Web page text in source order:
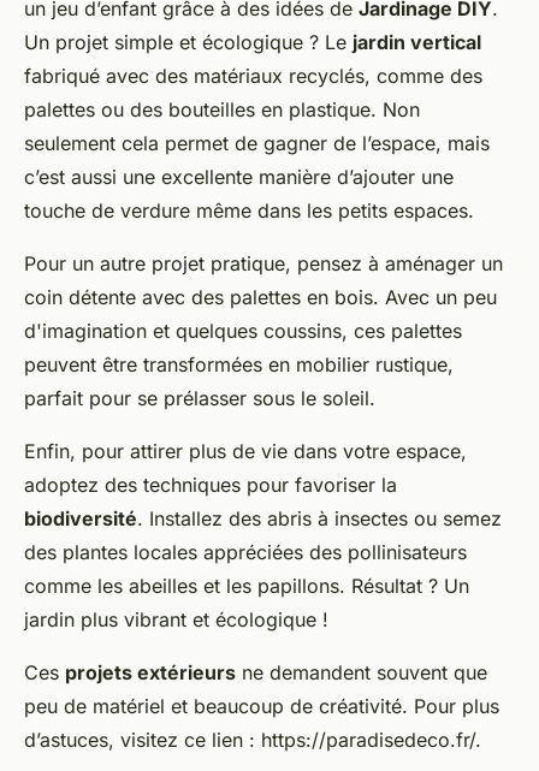
un jeu d’enfant grâce à des idées de Jardinage DIY.
Un projet simple et écologique ? Le jardin vertical
fabriqué avec des matériaux recyclés, comme des
palettes ou des bouteilles en plastique. Non
seulement cela permet de gagner de l’espace, mais
c’est aussi une excellente manière d’ajouter une
touche de verdure même dans les petits espaces.
Pour un autre projet pratique, pensez à aménager un
coin détente avec des palettes en bois. Avec un peu
d'imagination et quelques coussins, ces palettes
peuvent être transformées en mobilier rustique,
parfait pour se prélasser sous le soleil.
Enfin, pour attirer plus de vie dans votre espace,
adoptez des techniques pour favoriser la
biodiversité. Installez des abris à insectes ou semez
des plantes locales appréciées des pollinisateurs
comme les abeilles et les papillons. Résultat ? Un
jardin plus vibrant et écologique !
Ces projets extérieurs ne demandent souvent que
peu de matériel et beaucoup de créativité. Pour plus
d’astuces, visitez ce lien : https://paradisedeco.fr/.